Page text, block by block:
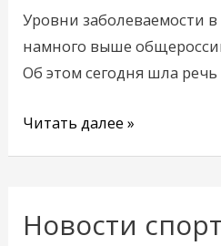
Уровни заболеваемости
намного выше
Об этом сегодня шла
Читать далее »
Новости
Новости